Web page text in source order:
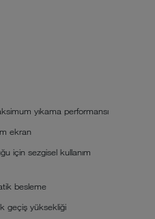
yıkama performansı
ekran
için sezgisel kullanım
besleme
geçiş yüksekliği